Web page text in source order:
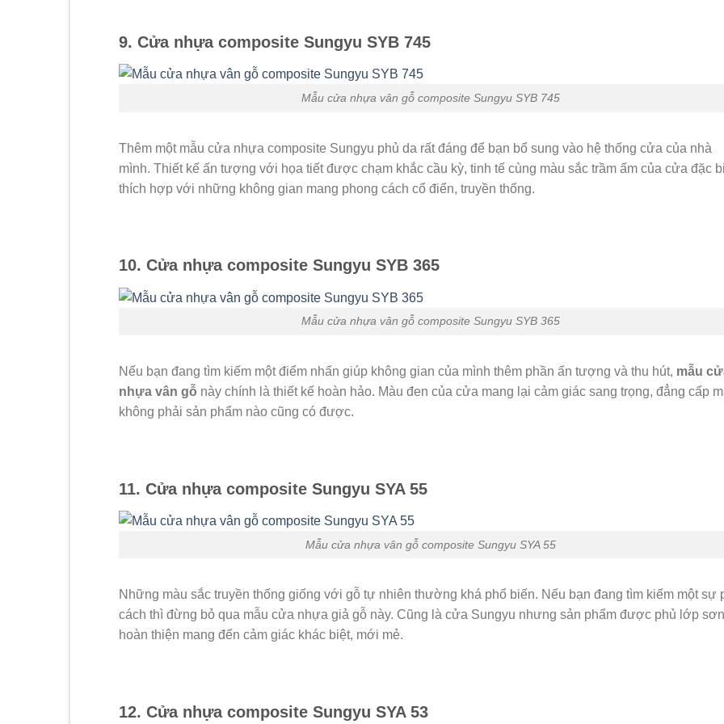
9. Cửa nhựa composite Sungyu SYB 745
Mẫu cửa nhựa vân gỗ composite Sungyu SYB 745
Thêm một mẫu cửa nhựa composite Sungyu phủ da rất đáng để bạn bổ sung vào hệ thống cửa của nhà
mình. Thiết kế ấn tượng với họa tiết được chạm khắc cầu kỳ, tinh tế cùng màu sắc trầm ấm của cửa đặc
thích hợp với những không gian mang phong cách cổ điển, truyền thống.
10. Cửa nhựa composite Sungyu SYB 365
Mẫu cửa nhựa vân gỗ composite Sungyu SYB 365
Nếu bạn đang tìm kiếm một điểm nhấn giúp không gian của mình thêm phần ấn tượng và thu hút, mẫu
nhựa vân gỗ này chính là thiết kế hoàn hảo. Màu đen của cửa mang lại cảm giác sang trọng, đẳng cấp
không phải sản phẩm nào cũng có được.
11. Cửa nhựa composite Sungyu SYA 55
Mẫu cửa nhựa vân gỗ composite Sungyu SYA 55
Những màu sắc truyền thống giống với gỗ tự nhiên thường khá phổ biến. Nếu bạn đang tìm kiếm một sự
cách thì đừng bỏ qua mẫu cửa nhựa giả gỗ này. Cũng là cửa Sungyu nhưng sản phẩm được phủ lớp
hoàn thiện mang đến cảm giác khác biệt, mới mẻ.
12. Cửa nhựa composite Sungyu SYA 53